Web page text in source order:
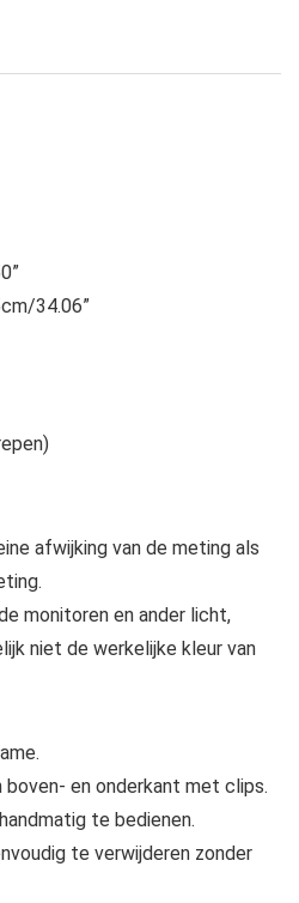
34.06”
afwijking van de meting als
monitoren en ander licht,
niet de werkelijke kleur van
en onderkant met clips.
te bedienen.
te verwijderen zonder